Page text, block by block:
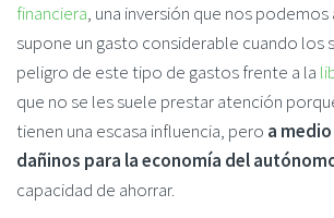
financiera, una inversión que nos podemos
supone un gasto considerable cuando los
peligro de este tipo de gastos frente a la
que no se les suele prestar atención
tienen una escasa influencia, pero a
dañinos para la economía del
capacidad de ahorrar.